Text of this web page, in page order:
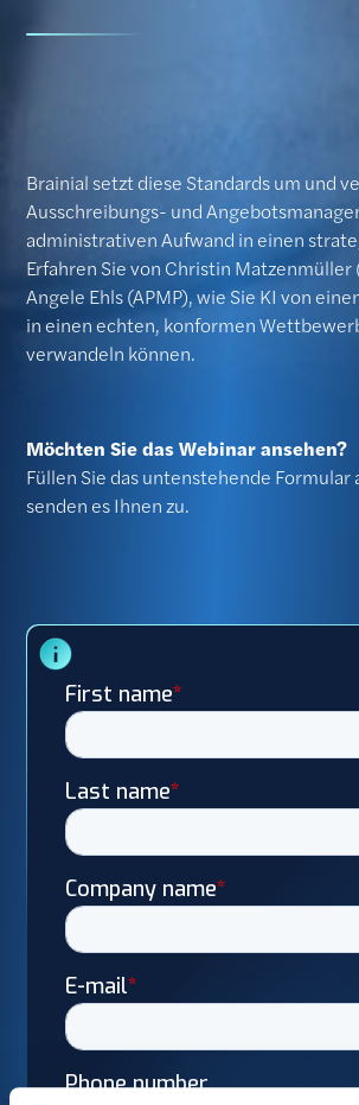
Brainial setzt diese Standards um und
Ausschreibungs- und
administrativen Aufwand in einen
Erfahren Sie von Christin Matzenmüller
Angele Ehls (APMP), wie Sie KI von
in einen echten, konformen
verwandeln können.
Möchten Sie das Webinar ansehen?
Füllen Sie das untenstehende Formular
senden es Ihnen zu.